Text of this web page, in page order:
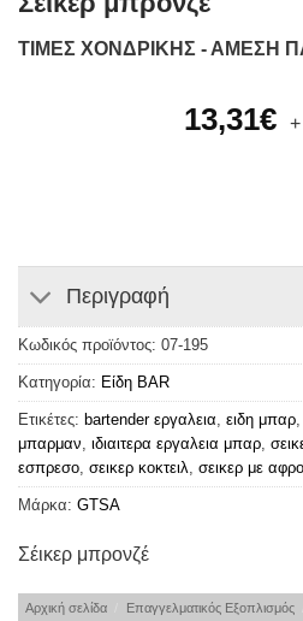
ΤΙΜΕΣ ΧΟΝΔΡΙΚΗΣ - ΑΜΕΣΗ
13,31€
Περιγραφή
Κωδικός προϊόντος: 07-195
Κατηγορία: Είδη ΒAR
Ετικέτες: bartender εργαλεια ειδη μπαρ
μπαρμαν ιδιαιτερα εργαλεια μπαρ
εσπρεσο σεικερ κοκτειλ σεικερ με
Μάρκα: GTSA
Σέικερ μπρονζέ
Αρχική σελίδα Επαγγελματικός Εξοπλισμός